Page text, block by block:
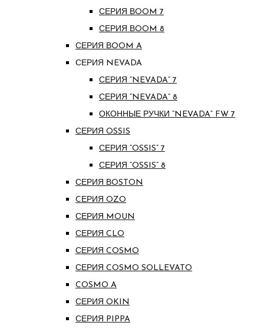
СЕРИЯ ВOOM 7
СЕРИЯ ВOOM 8
СЕРИЯ ВOOM A
СЕРИЯ NEVADA
СЕРИЯ “NEVADA” 7
СЕРИЯ “NEVADA” 8
ОКОННЫЕ РУЧКИ “NEVADA” FW 7
СЕРИЯ OSSIS
СЕРИЯ “OSSIS” 7
СЕРИЯ “OSSIS” 8
СЕРИЯ ВOSTON
CЕРИЯ OZO
СЕРИЯ MOUN
СЕРИЯ CLO
СЕРИЯ COSMO
СЕРИЯ COSMO SOLLEVATO
COSMO A
СЕРИЯ OKIN
СЕРИЯ PIPPA